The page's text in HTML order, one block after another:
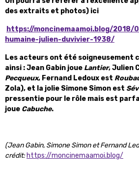
des extraits et photos) ici
https://moncinemaamoi.blog/
humaine-julien-duvivier-1938/
Les acteurs ont été soigneusement
ainsi : Jean Gabin joue Lantier, Julien
Pecqueux, Fernand Ledoux est
Zola), et la jolie Simone Simon est
pressentie pour le rôle mais est
joue Cabuche.
(Jean Gabin, Simone Simon et Fernand
crédit: https://moncinemaamoi.blog/